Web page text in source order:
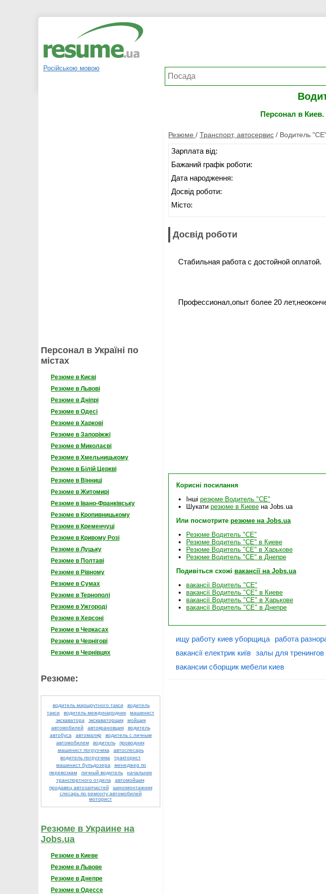
Російською мовою
Персонал в Киев.
Персонал в Україні по
містах
Резюме в Києві
Резюме в Львові
Резюме в Дніпрі
Резюме в Одесі
Резюме в Харкові
Резюме в Запоріжжі
Резюме в Миколаєві
Резюме в Хмельницькому
Резюме в Білій Церкві
Резюме в Вінниці
Резюме в Житомирі
Резюме в Івано-Франківську
Резюме в Кропивницькому
Резюме в Кременчуці
Резюме в Кривому Розі
Резюме в Луцьку
Резюме в Полтаві
Резюме в Рівному
Резюме в Сумах
Резюме в Тернополі
Резюме в Ужгороді
Резюме в Херсоні
Резюме в Черкасах
Резюме в Чернігові
Резюме в Чернівцях
Резюме:
водитель маршрутного такси
водитель
такси
водитель международник
машинист
экскаватора
экскаваторщик
мойщик
автомобилей
автокрановщик
водитель
автобуса
автомаляр
водитель с личным
автомобилем
водитель
проводник
машинист погрузчика
автослесарь
водитель погрузчика
тракторист
машинист бульдозера
менеджер по
перевозкам
личный водитель
начальник
транспортного отдела
автомойщик
продавец автозапчастей
шиномонтажник
слесарь по ремонту автомобилей
моторист
Резюме в Украине на
Jobs.ua
Резюме в Киеве
Резюме в Львове
Резюме в Днепре
Резюме в Одессе
Резюме / Транспорт, автосервис / Водитель
Зарплата від:
Бажаний графік роботи:
Дата народження:
Досвід роботи:
Місто:
Досвід роботи
Стабильная работа с достойной оплатой.
Профессионал,опыт более 20
Корисні посилання
Інші резюме Водитель "СЕ"
Шукати резюме в Киеве на Jobs.ua
Или посмотрите резюме на Jobs.ua
Резюме Водитель "СЕ"
Резюме Водитель "СЕ" в Киеве
Резюме Водитель "СЕ" в Харькове
Резюме Водитель "СЕ" в Днепре
Подивіться схожі вакансії на Jobs.ua
вакансії Водитель "СЕ"
вакансії Водитель "СЕ" в Киеве
вакансії Водитель "СЕ" в Харькове
вакансії Водитель "СЕ" в Днепре
ищу работу киев уборщица работа
вакансії електрик київ залы для тренингов
вакансии сборщик мебели киев